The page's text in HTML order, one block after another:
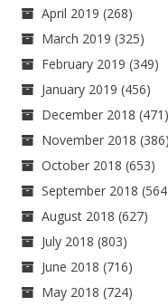
April 2019 (268)
March 2019 (325)
February 2019 (349)
January 2019 (456)
December 2018 (471)
November 2018 (386)
October 2018 (653)
September 2018
August 2018 (627)
July 2018 (803)
June 2018 (716)
May 2018 (724)